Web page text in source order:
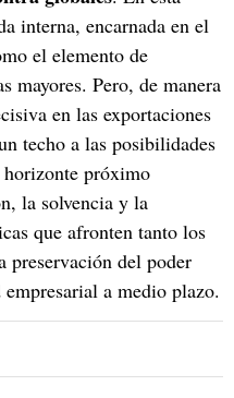
interna, encarnada en el
el elemento de
mayores. Pero, de manera
en las exportaciones
techo a las posibilidades
próximo
la solvencia y la
que afronten tanto los
preservación del poder
a medio plazo.